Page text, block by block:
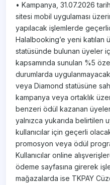
• Kampanya, 31.07.2026
sitesi mobil uygulaması
yapılacak işlemlerde
Halalbooking’e yeni katılan
statüsünde bulunan üyeler
kapsamında sunulan %5
durumlarda
veya Diamond statüsüne
kampanya veya ortaklık
benzeri ödül kazanan
yalnızca yukarıda belirtilen
kullanıcılar için geçerli
promosyon veya ödül
Kullanıcılar online
ödeme sayfasına girerek
mağazalarda ise TKPAY